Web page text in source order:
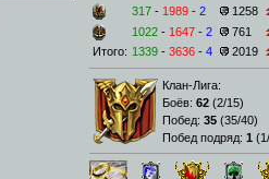
317 - 1989 - 2
1258
1022 - 1647 - 2
761
Итого: 1339 - 3636 - 4 2019
Клан-Лига:
Боёв: 62 (2/15)
Побед: 35 (35/40)
Побед подряд: 1 (